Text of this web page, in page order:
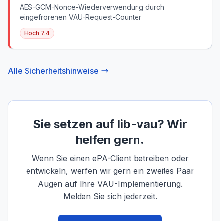
AES-GCM-Nonce-Wiederverwendung durch
eingefrorenen VAU-Request-Counter
Hoch 7.4
Alle Sicherheitshinweise
Sie setzen auf lib-vau? Wir
helfen gern.
Wenn Sie einen ePA-Client betreiben oder
entwickeln, werfen wir gern ein zweites Paar
Augen auf Ihre VAU-Implementierung.
Melden Sie sich jederzeit.